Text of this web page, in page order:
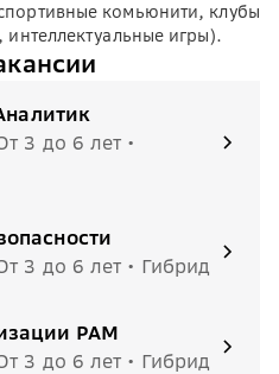
комьюнити, клубы
игры).
3 до 6 лет •
3 до 6 лет • Гибрид
PAM
3 до 6 лет • Гибрид